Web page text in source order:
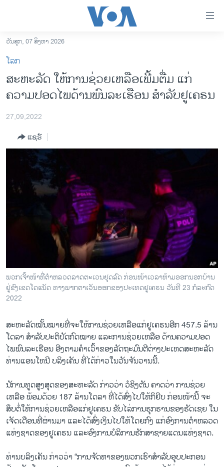
ເຂົ້າ
ຫາ
ຂ້າມ
ຂ້າມ
ຫາ
ຂ່າວ​ຈີນ
ໂລກ
ອິດສະຫຼະພາບດ້ານການຂ່າວ
ຊີວິດຊາວລາວ
ຊຸມຊົນຊາວລາວ
ວິທະຍາສາດ-ເທັກໂນໂລຈີ
ພາສາອັງກິດ
ວີດີໂອ
ສຽງ
ລາຍການກະຈາຍສຽງ
ລາຍງານ
ຕິດຕາມພວກເຮົາ ທີ່
ວັນສຸກ, 07 ສິງຫາ 2026
ໂລກ
ສະ​ຫະ​ລັດ ໃຫ້​ການ​ຊ່ວ​ຍ​ເຫລືອ​ເພີ້ມ​ຕື່ມ ແກ່
ຄວາມ​ປອດ​ໄພດ້ານ​ພົນ​ລະ​ເຮືອນ ​​ສຳ​ລັບຢູ​ເຄ​ຣນ
27,09,2022
ແຊຣ໌
ພວກ​ເຈົ້າ​ໜ້າ​ທ​ີ່​ຕຳ​ຫລວດລາດ​ຕະ​ເວນ​ຢຸດ​ລົດ ກ່ອນ​ໜ້າ​ເວ​ລາ​ຫ້າມ​ອອກນອກ​ບ້ານ
ຢູ່​ຂົ​ງເຂດ​ໂດ​ແນັດ ທາງ​ພາກ​ຕາ​ເວັນ​ອອກຂອງປະ​ເທດ​ຢູ​ເຄ​ຣນ ວັນ​ທີ 23 ກໍ​ລະ​ກົດ
2022
ສະ​ຫະ​ລັດໝັ້ນ​ໝາຍ​ທີ່​ຈະ​ໃຫ້​ການ​ຊ່ວຍ​ເຫລືອແກ່​ຢູ​ເຄ​ຣນ​ອີກ 457.5 ລ້ານ​
ໂດ​ລາ ສຳ​ລັບປະ​ຕິ​ບັດ​ກົດ​ໝາຍ ແລະ​ການ​ຊ່ວຍ​ເຫລືອ ດ້ານຄວາມ​ປອດ​
ໄພພົນລະ​ເຮືອນ ອີງ​ຕາມ​ຄຳ​ເວົ້າ​ຂອງ​ລັດ​ຖະ​ມົນ​ຕີ​ຕ່າງ​ປະ​ເທດ​ສະ​ຫະ​ລັດ
ທ່ານ​ແອນ​ໂທ​ນີ ບ​ລິງເຄັນ ​ທີ່ໄດ້​ກ່າວ​ໃນ​ວັນ​ຈັນ​ວານ​ນີ້.
ນັການ​ທູດ​ສູງ​ສຸດ​ຂອງ​ສະ​ຫະ​ລັດ ກ່າວ​ວ່າ ວໍ​ຊິງ​ຕັນ ຄາດ​ວ່າ ​ການ​ຊ່ວຍ​
ເຫລືອ ພ້ອມ​ດ້ວຍ 187 ລ້ານ​ໂດ​ລາ ທີ່​ໄດ້​ສົ່ງ​ໄປໃຫ້​ກິ​ຢິ​ບ​ ກ່ອນ​ໜ້ານີ້ ຈະ​
ສຶບ​ຕໍ່​ໃຫ້​ການ​ຊ່ວຍ​ເຫລືອ​ແກ່​ຢູ​ເຄ​ຣນ ຂັບ​ໄລ່​ການ​ຮຸກ​ຮານ​ຂອງຣັດ​ເຊຍ ໃນ​
ເຈັດ​ເດືອນ​ທີ່​ຜ່ານ​ມາ ແລະ​ໄດ້​ສົ່ງ​ເງິນ​ໄປ​ໃຫ້​ໂດຍ​ກົງ ​ແກ່​ອົງ​ການຕຳ​ຫລວດ​
ແຫ່ງ​ຊາດ​ຂອງ​ຢູ​ເຄ​ຣນ ແລະອົງການ​ບໍ​ລິ​ການ​ຮັກ​ສາ​ຊາ​ຍ​ແດນ​ແຫ່ງ​ຊາດ.
ທ່າ​ນບ​ລິງ​ເ​ຄັນ ກ່າວ​ວ່າ “ການ​ຈັດ​ຫາ​ຂອງ​ພວກ​ເຮົາ​ສຳ​ລັບ​ອຸບ​ປະ​ກອນ​